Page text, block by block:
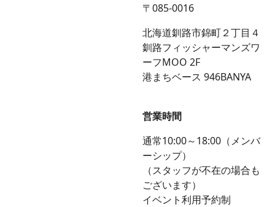
〒085-0016
北海道釧路市錦町２丁目４
釧路フィッシャーマンズワ
ーフMOO 2F
港まちベース 946BANYA
営業時間
通常10:00～18:00（メンバ
ーシップ）
（スタッフが不在の場合も
ございます）
イベント利用予約制